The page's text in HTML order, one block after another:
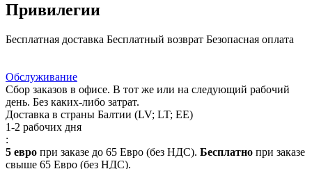
Привилегии
Бесплатная доставка Бесплатный возврат Безопасная оплата
Обслуживание
Сбор заказов в офисе. В тот же или на следующий рабочий
день. Без каких-либо затрат.
Доставка в страны Балтии (LV; LT; EE)
1-2 рабочих дня
:
5 евро при заказе до 65 Евро (без НДС). Бесплатно при заказе
свыше 65 Евро (без НДС).